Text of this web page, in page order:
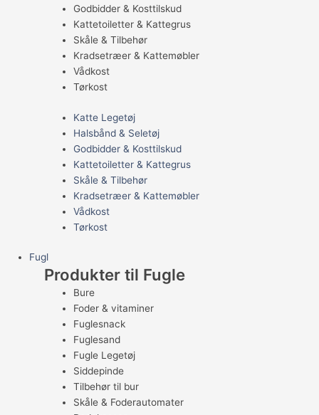
Godbidder & Kosttilskud
Kattetoiletter & Kattegrus
Skåle & Tilbehør
Kradsetræer & Kattemøbler
Vådkost
Tørkost
Katte Legetøj
Halsbånd & Seletøj
Godbidder & Kosttilskud
Kattetoiletter & Kattegrus
Skåle & Tilbehør
Kradsetræer & Kattemøbler
Vådkost
Tørkost
Fugl
Produkter til Fugle
Bure
Foder & vitaminer
Fuglesnack
Fuglesand
Fugle Legetøj
Siddepinde
Tilbehør til bur
Skåle & Foderautomater